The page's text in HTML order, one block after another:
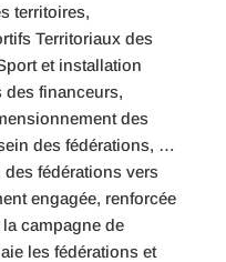
territoires,
Territoriaux des
et installation
des financeurs,
des
des fédérations, …
des fédérations vers
engagée, renforcée
campagne de
les fédérations et